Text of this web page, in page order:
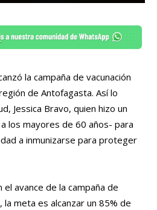
la campaña de vacunación
de Antofagasta. Así lo
Jessica Bravo, quien hizo un
los mayores de 60 años- para
a inmunizarse para proteger
avance de la campaña de
la meta es alcanzar un 85% de